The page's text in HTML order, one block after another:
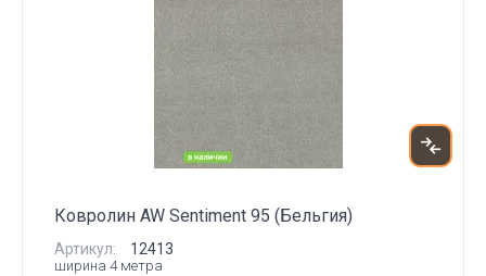
Ковролин AW Sentiment 95 (Бельгия)
Артикул: 12413
ширина 4 метра